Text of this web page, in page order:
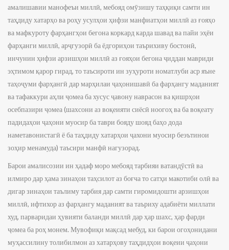
амалишавии манофеъи миллӣ, мебояд омӯзишу таҳқиқи самти ин
таҳдиду хатарҳо ва роҳу усулҳои ҳифзи манфиатҳои миллӣ аз ғояҳо
ва мафкуроту фарҳангҳои бегона коркард карда шавад ва пайи эҳёи
фарҳанги миллӣ, арҷгузорӣ ба ёдгориҳои таърихиву бостонӣ,
инчунин ҳифзи арзишҳои миллӣ аз ғояҳои бегона ҷиддан мавриди
эҳтимом қарор гирад, то таъсироти ин зуҳуроти номатлуби аср яъне
таҳоҷуми фарҳангӣ дар марҳилаи ҷаҳонишавӣ ба фарҳангу маданият
ва тафаккури аҳли ҷомеа ба хусус ҷавону наврасон ва қишрҳои
осебпазири ҷомеа (шахсони аз воқеияти сиёсӣ ноогоҳ ва ба воқеату
падидаҳои ҷаҳони муосир ба таври бояду шояд баҳо дода
наметавонистагӣ ё ба таҳдиду хатарҳои ҷахони муосир беэътинои
зоҳир менамуда) таъсири манфӣ нагузорад.
Барои амалисозии ин ҳадаф моро мебояд тарбияи ватандӯстӣ ва
илмиро дар ҳама зинаҳои таҳсилот аз боғча то сатҳи макотиби олӣ ва
дигар зинаҳои таълиму тарбия дар самти гиромидошти арзишҳои
миллӣ, ифтихор аз фарҳангу маданият ва таъриху адабиёти миллати
худ, парваридаи ҳувияти баланди миллӣ дар ҳар шахс, ҳар фарди
ҷомеа ба роҳ монем. Мувофиқи мақсад мебуд, ки барои огоҳонидани
муҳассилину толибилмон аз хатарҳову таҳдидҳои воқеии ҷаҳони